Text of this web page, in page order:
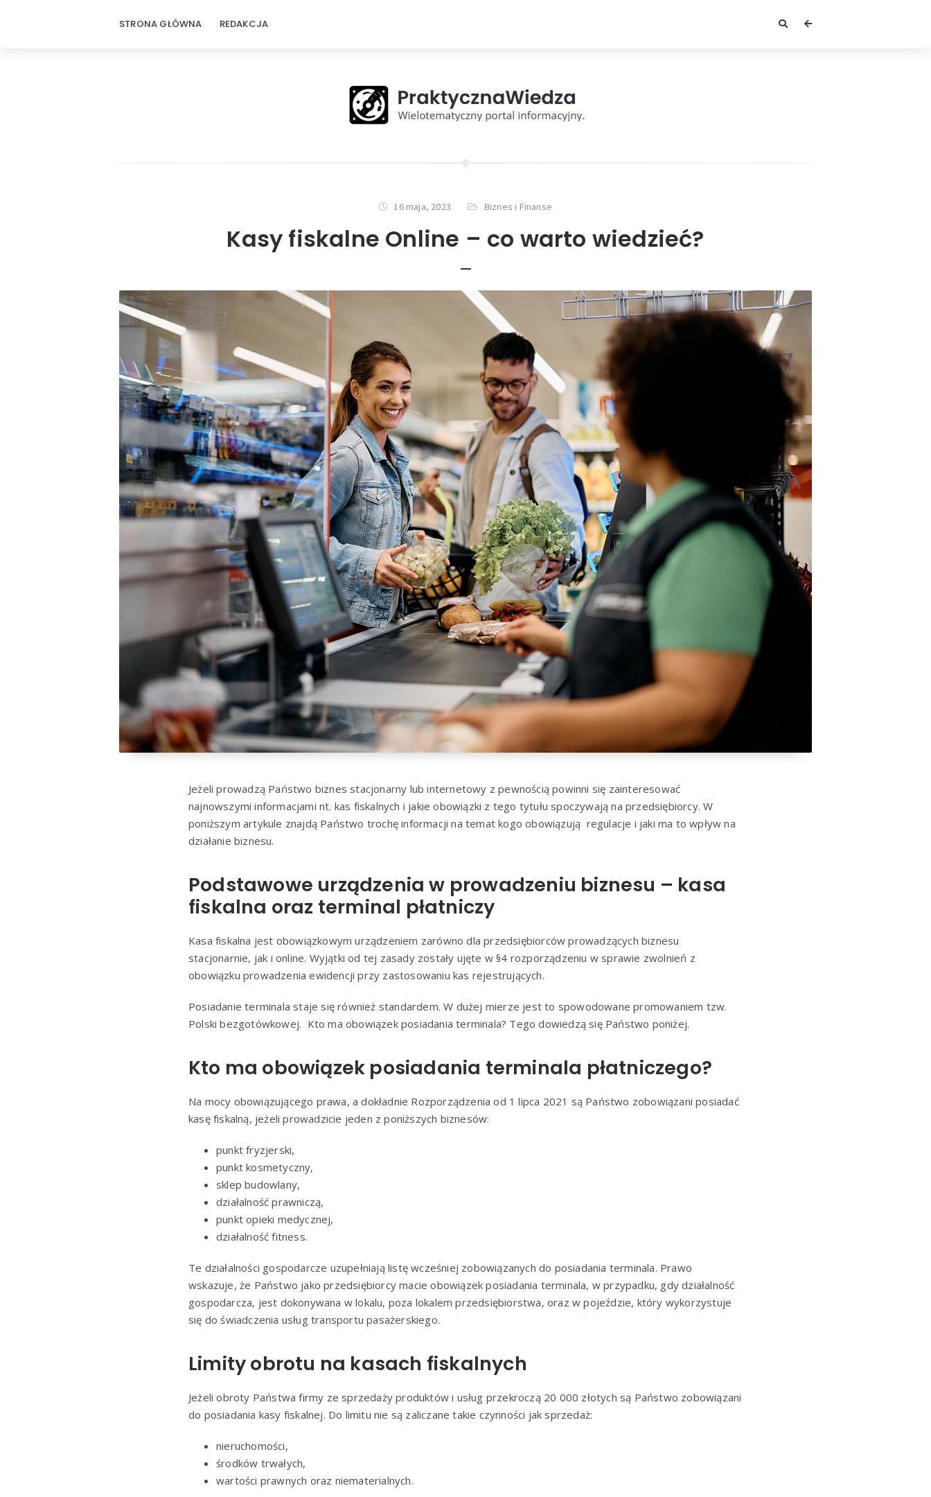
STRONA GŁÓWNA REDAKCJA
16 maja, 2023 Biznes i Finanse
Kasy fiskalne Online – co warto wiedzieć?
Jeżeli prowadzą Państwo biznes stacjonarny lub internetowy z pewnością powinni się zainteresować
najnowszymi informacjami nt. kas fiskalnych i jakie obowiązki z tego tytułu spoczywają na przedsiębiorcy. W
poniższym artykule znajdą Państwo trochę informacji na temat kogo obowiązują regulacje i jaki ma to wpływ na
działanie biznesu.
Podstawowe urządzenia w prowadzeniu biznesu – kasa
fiskalna oraz terminal płatniczy
Kasa fiskalna jest obowiązkowym urządzeniem zarówno dla przedsiębiorców prowadzących biznesu
stacjonarnie, jak i online. Wyjątki od tej zasady zostały ujęte w §4 rozporządzeniu w sprawie zwolnień z
obowiązku prowadzenia ewidencji przy zastosowaniu kas rejestrujących.
Posiadanie terminala staje się również standardem. W dużej mierze jest to spowodowane promowaniem tzw.
Polski bezgotówkowej. Kto ma obowiązek posiadania terminala? Tego dowiedzą się Państwo poniżej.
Kto ma obowiązek posiadania terminala płatniczego?
Na mocy obowiązującego prawa, a dokładnie Rozporządzenia od 1 lipca 2021 są Państwo zobowiązani posiadać
kasę fiskalną, jeżeli prowadzicie jeden z poniższych biznesów:
punkt fryzjerski,
punkt kosmetyczny,
sklep budowlany,
działalność prawniczą,
punkt opieki medycznej,
działalność fitness.
Te działalności gospodarcze uzupełniają listę wcześniej zobowiązanych do posiadania terminala. Prawo
wskazuje, że Państwo jako przedsiębiorcy macie obowiązek posiadania terminala, w przypadku, gdy działalność
gospodarcza, jest dokonywana w lokalu, poza lokalem przedsiębiorstwa, oraz w pojeździe, który wykorzystuje
się do świadczenia usług transportu pasażerskiego.
Limity obrotu na kasach fiskalnych
Jeżeli obroty Państwa firmy ze sprzedaży produktów i usług przekroczą 20 000 złotych są Państwo zobowiązani
do posiadania kasy fiskalnej. Do limitu nie są zaliczane takie czynności jak sprzedaż:
nieruchomości,
środków trwałych,
wartości prawnych oraz niematerialnych.